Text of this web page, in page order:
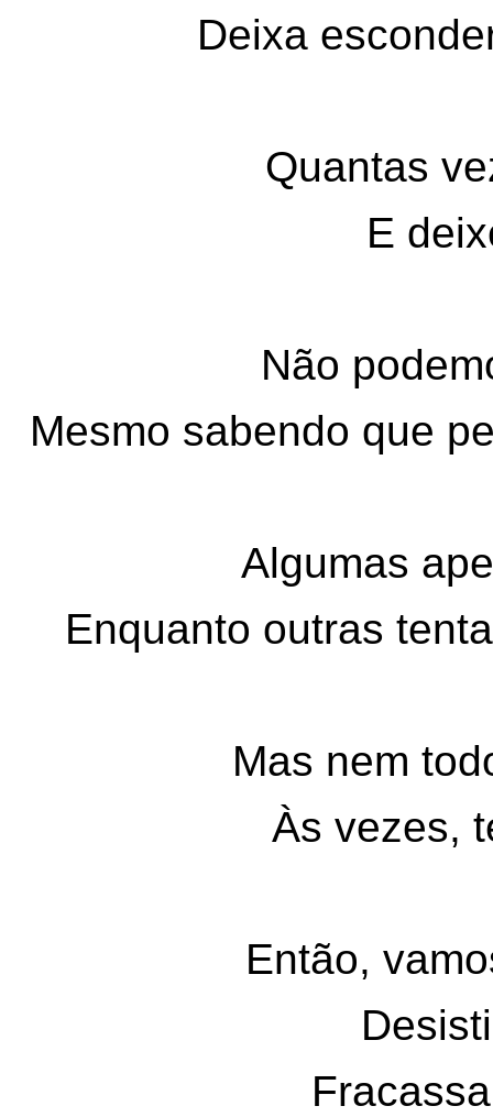
Deixa
Quantas
E
Não
Mesmo sabendo que
Algumas
Enquanto outras
Mas nem
Às vezes,
Então,